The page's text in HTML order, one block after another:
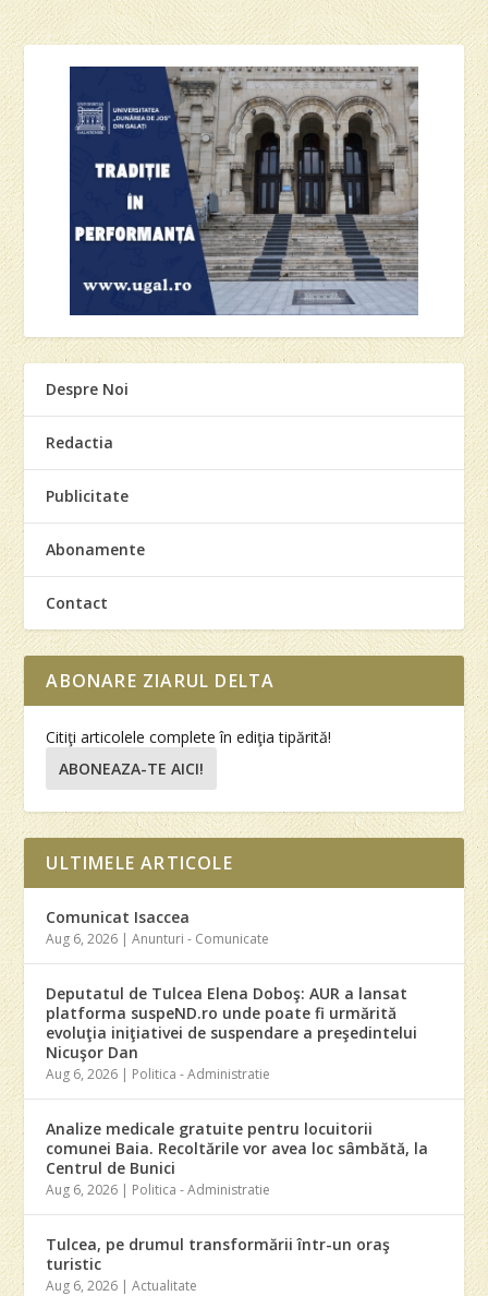
Despre Noi
Redactia
Publicitate
Abonamente
Contact
ABONARE ZIARUL DELTA
Citiţi articolele complete în ediţia tipărită!
ABONEAZA-TE AICI!
ULTIMELE ARTICOLE
Comunicat Isaccea
Aug 6, 2026 |Anunturi - Comunicate
Deputatul de Tulcea Elena Doboş: AUR a lansat
platforma suspeND.ro unde poate fi urmărită
evoluţia iniţiativei de suspendare a preşedintelui
Nicuşor Dan
Aug 6, 2026 Politica - Administratie
Analize medicale gratuite pentru locuitorii
comunei Baia. Recoltările vor avea loc sâmbătă, la
Centrul de Bunici
Aug 6, 2026 Politica - Administratie
Tulcea, pe drumul transformării într-un oraş
turistic
Aug 6, 2026 |Actualitate